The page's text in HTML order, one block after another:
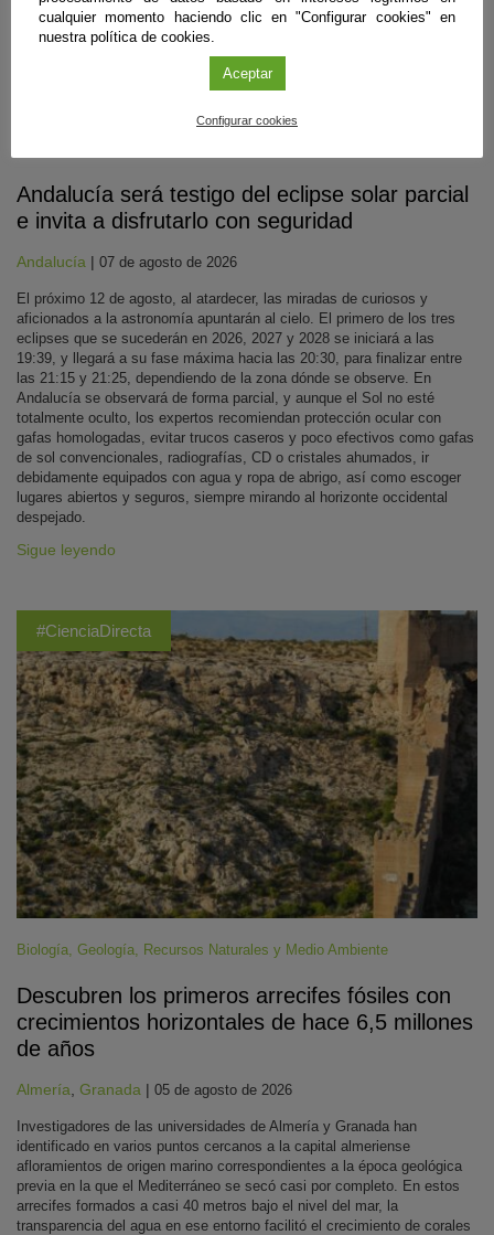
Andalucía será testigo del eclipse solar parcial
e invita a disfrutarlo con seguridad
Andalucía | 07 de agosto de 2026
El próximo 12 de agosto, al atardecer, las miradas de curiosos y
aficionados a la astronomía apuntarán al cielo. El primero de los tres
eclipses que se sucederán en 2026, 2027 y 2028 se iniciará a las
19:39, y llegará a su fase máxima hacia las 20:30, para finalizar entre
las 21:15 y 21:25, dependiendo de la zona dónde se observe. En
Andalucía se observará de forma parcial, y aunque el Sol no esté
totalmente oculto, los expertos recomiendan protección ocular con
gafas homologadas, evitar trucos caseros y poco efectivos como gafas
de sol convencionales, radiografías, CD o cristales ahumados, ir
debidamente equipados con agua y ropa de abrigo, así como escoger
lugares abiertos y seguros, siempre mirando al horizonte occidental
despejado.
Sigue leyendo
#CienciaDirecta
Biología Geología Recursos Naturales y Medio Ambiente
Descubren los primeros arrecifes fósiles con
crecimientos horizontales de hace 6,5 millones
de años
Almería Granada | 05 de agosto de 2026
Investigadores de las universidades de Almería y Granada han
identificado en varios puntos cercanos a la capital almeriense
afloramientos de origen marino correspondientes a la época geológica
previa en la que el Mediterráneo se secó casi por completo. En estos
arrecifes formados a casi 40 metros bajo el nivel del mar, la
transparencia del agua en ese entorno facilitó el crecimiento de corales
cualquier momento haciendo clic en "Configurar cookies" en
nuestra política de cookies.
Aceptar
Configurar cookies